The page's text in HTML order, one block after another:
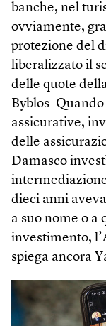
banche, nel
ovviamente,
protezione del
liberalizzato il
delle quote
Byblos.
assicurative,
delle
Damasco
dieci anni
a suo nome o a
investimento,
spiega ancora